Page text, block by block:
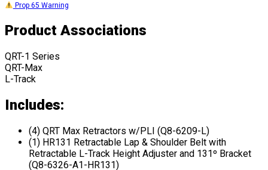
Prop 65 Warning
Product Associations
QRT-1 Series
QRT-Max
L-Track
Includes:
(4) QRT Max Retractors w/PLI (Q8-6209-L)
(1) HR131 Retractable Lap & Shoulder Belt with
Retractable L-Track Height Adjuster and 131º Bracket
(Q8-6326-A1-HR131)